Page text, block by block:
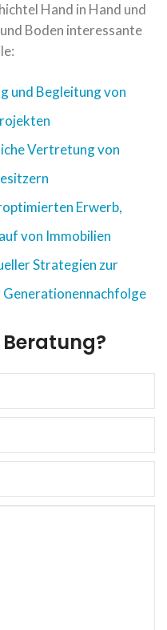
Hand in Hand und
Boden interessante
und Begleitung von
Vertretung von
Erwerb,
von Immobilien
Strategien zur
Beratung?